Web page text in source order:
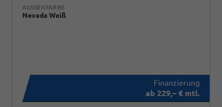
AUSSENFARBE
Nevada Weiß
ab 229,– € mtl.